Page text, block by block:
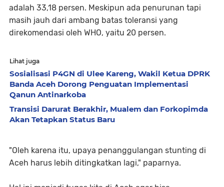
adalah 33,18 persen. Meskipun ada penurunan tapi
masih jauh dari ambang batas toleransi yang
direkomendasi oleh WHO, yaitu 20 persen.
Lihat juga
Sosialisasi P4GN di Ulee Kareng, Wakil Ketua DPRK
Banda Aceh Dorong Penguatan Implementasi
Qanun Antinarkoba
Transisi Darurat Berakhir, Mualem dan Forkopimda
Akan Tetapkan Status Baru
"Oleh karena itu, upaya penanggulangan stunting di
Aceh harus lebih ditingkatkan lagi," paparnya.